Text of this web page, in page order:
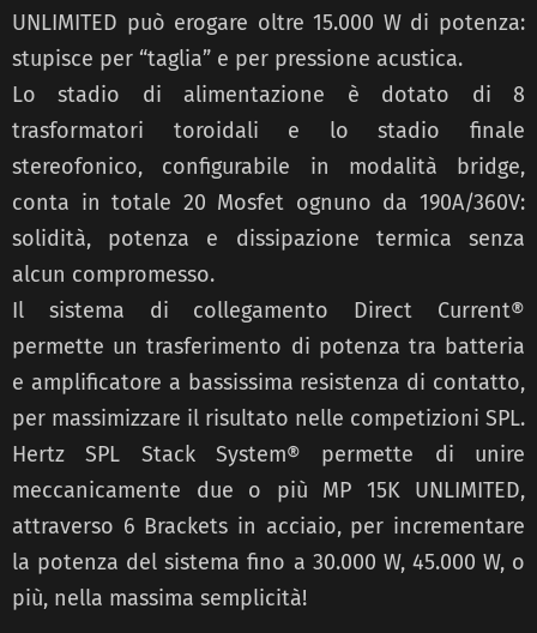
UNLIMITED può erogare oltre 15.000 W di potenza:
stupisce per “taglia” e per pressione acustica.
Lo stadio di alimentazione è dotato di 8
trasformatori toroidali e lo stadio finale
stereofonico, configurabile in modalità bridge,
conta in totale 20 Mosfet ognuno da 190A/360V:
solidità, potenza e dissipazione termica senza
alcun compromesso.
Il sistema di collegamento Direct Current®
permette un trasferimento di potenza tra batteria
e amplificatore a bassissima resistenza di contatto,
per massimizzare il risultato nelle competizioni SPL.
Hertz SPL Stack System® permette di unire
meccanicamente due o più MP 15K UNLIMITED,
attraverso 6 Brackets in acciaio, per incrementare
la potenza del sistema fino a 30.000 W, 45.000 W, o
più, nella massima semplicità!